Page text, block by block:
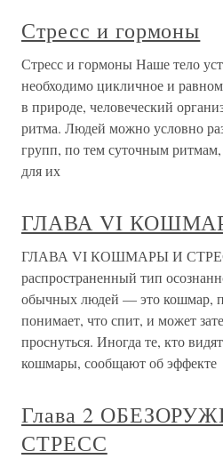
Стресс и гормоны
Стресс и гормоны Наше тело
необходимо цикличное и
в природе, человеческий
ритма. Людей можно условно
групп, по тем суточным ритмам,
для их
ГЛАВА VI
ГЛАВА VI КОШМАРЫ И
распространенный тип
обычных людей — это кошмар,
понимает, что спит, и может
проснуться. Иногда те, кто
кошмары, сообщают об эффекте
Глава 2
СТРЕСС